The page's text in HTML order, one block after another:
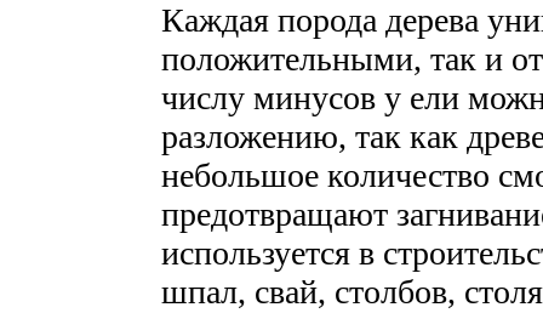
Каждая порода дерева
положительными, так и
числу минусов у ели
разложению, так как
небольшое количество
предотвращают
используется в
шпал, свай, столбов,